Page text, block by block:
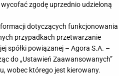
nieba, kobaltu i
najmodniejsze perełki!
zgodę uprzednio udzieloną
dotyczących funkcjonowania
przypadkach przetwarzanie
spółki powiązanej – Agora S.A. –
do „Ustawień Zaawansowanych”
wobec którego jest kierowany.